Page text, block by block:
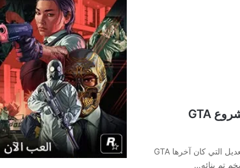
شركة Take-Two تنهي مشروع GTA
بعد إيقاف العمل على أكبر مشاريع التعديل التي كان آخرها GTA